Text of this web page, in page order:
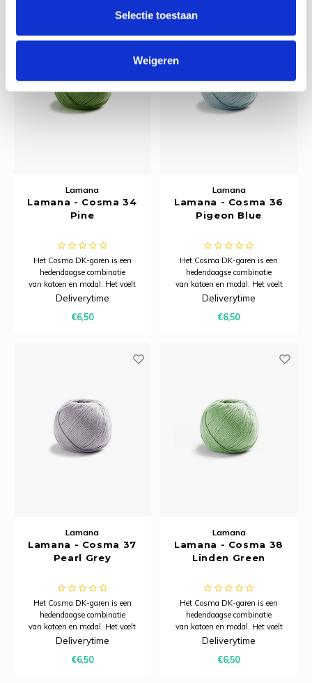
Selectie toestaan
Weigeren
Lamana
Lamana - Cosma 34
Pine
Het Cosma DK-garen is een
hedendaagse combinatie
van katoen en modal. Het voelt
heerlijk zacht aan, heeft een
model is het bijzonder ademend.
Deliverytime
€6,50
Lamana
Lamana - Cosma 36
Pigeon Blue
Het Cosma DK-garen is een
hedendaagse combinatie
van katoen en modal. Het voelt
heerlijk zacht aan, heeft een
model is het bijzonder ademend.
Deliverytime
€6,50
Lamana
Lamana - Cosma 37
Pearl Grey
Het Cosma DK-garen is een
hedendaagse combinatie
van katoen en modal. Het voelt
heerlijk zacht aan, heeft een
model is het bijzonder ademend.
Deliverytime
€6,50
Lamana
Lamana - Cosma 38
Linden Green
Het Cosma DK-garen is een
hedendaagse combinatie
van katoen en modal. Het voelt
heerlijk zacht aan, heeft een
model is het bijzonder ademend.
Deliverytime
€6,50